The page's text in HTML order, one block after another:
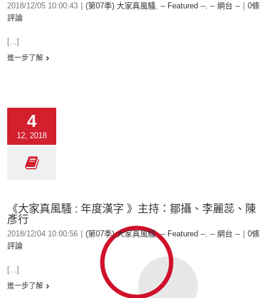
2018/12/05 10:00:43 (第07季) 大家真風騷, -- Featured --, -- 網台 --
0條
評論
[...]
進一步了解
4
12, 2018
《大家真風騷 : 年度漢字 》主持：鄒攝、李麗蕊、陳
彥行
2018/12/04 10:00:56 (第07季) 大家真風騷,-- Featured --, -- 網台 --
0條
評論
[...]
進一步了解